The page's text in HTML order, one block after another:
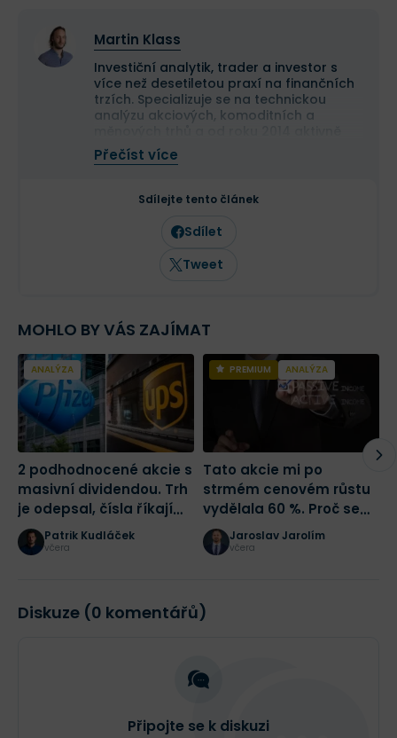
Martin Klass
Investiční analytik, trader a investor s
více než desetiletou praxí na finančních
trzích. Specializuje se na technickou
analýzu akciových, komoditních a
obchoduje vlastní kapitál. Své obchodní
výsledky dlouhodobě dokládá veřejnou
Je držitelem titulu Ph.D. v oboru finance a
vedle vlastního obchodování publikuje
odborné analýzy a komentáře zaměřené
na trading a investování. Jeho články
pravidelně vycházejí nejen na Finexu, ale
také v dalších finančních médiích.
Přečíst více
Sdílejte tento článek
Sdílet
Tweet
MOHLO BY VÁS ZAJÍMAT
ANALÝZA
2 podhodnocené akcie s
masivní dividendou. Trh
je odepsal, čísla říkají
opakPatrik Kudláček
včera
PREMIUM ANALÝZA
Tato akcie mi po
strmém cenovém růstu
vydělala 60 %. Proč se
(ne)vyplatí i nyní?
Jaroslav Jarolím
včera
Diskuze (0 komentářů)
Připojte se k diskuzi